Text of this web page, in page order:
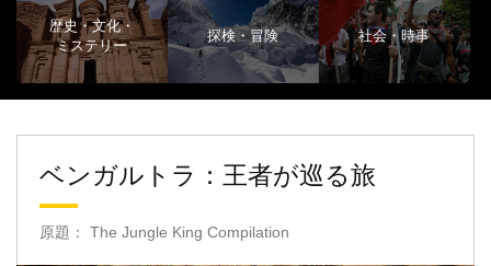
歴史・文化・
ミステリー
探検・冒険 社会・時事
ベンガルトラ：王者が巡る旅
原題： The Jungle King Compilation